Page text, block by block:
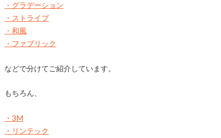
・グラデーション
・ストライプ
・和風
・ファブリック
などで分けてご紹介しています。
もちろん、
・3M
・リンテック